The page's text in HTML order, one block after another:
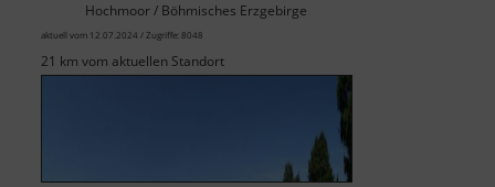
Hochmoor / Böhmisches Erzgebirge
aktuell vom 12.07.2024 / Zugriffe: 8048
21 km vom aktuellen Standort